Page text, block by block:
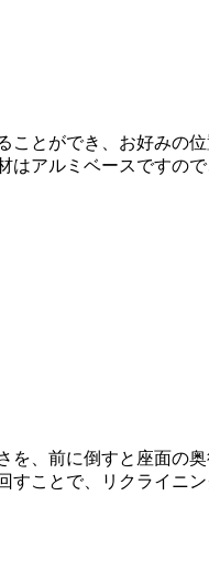
とができ、お好み
アルミベースですの
、前に倒すと座面の
ことで、リクライ